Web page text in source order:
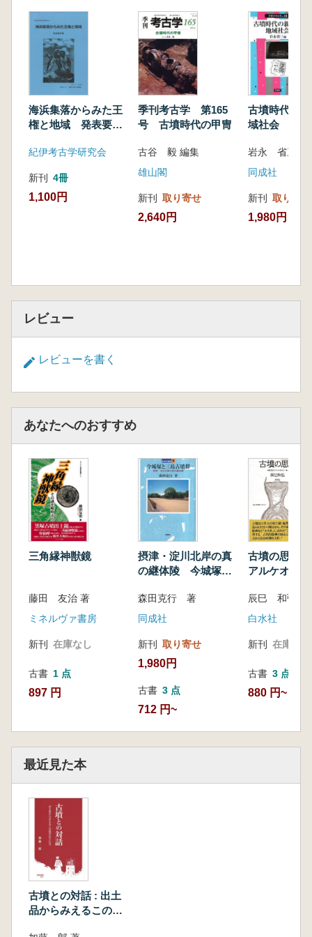
海浜集落からみた王
権と地域 発表要旨
紀伊考古学研究会
新刊 4冊
1,100円
季刊考古学 第165
号 古墳時代の甲冑
古谷 毅 編集
雄山閣
新刊 取り寄せ
2,640円
古墳時代の
域社会
岩永 省三 編
同成社
新刊 取り寄せ
1,980円
レビュー
レビューを書く
あなたへのおすすめ
三角縁神獣鏡
藤田 友治 著
ミネルヴァ書房
新刊 在庫なし
古書 1 点
897 円
摂津・淀川北岸の真
の継体陵 今城塚と
森田克行 著
同成社
新刊 取り寄せ
1,980円
古書 3 点
712 円~
古墳の思想
アルケオロ
辰巳 和弘
白水社
新刊 在庫なし
古書 3 点
880 円~
最近見た本
古墳との対話 : 出土
品からみえるこの国